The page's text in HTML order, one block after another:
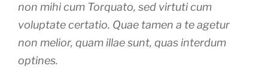
non mihi cum Torquato, sed virtuti cum
voluptate certatio. Quae tamen a te agetur
non melior, quam illae sunt, quas interdum
optines.